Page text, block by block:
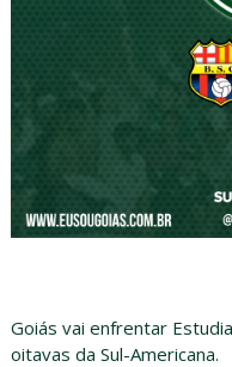
Goiás vai enfrentar
oitavas da Sul-Americana.